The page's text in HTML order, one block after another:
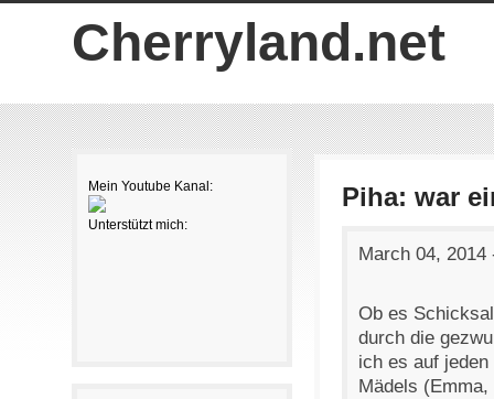
Skip to main content
Cherryland.net
Mein Youtube Kanal:
Unterstützt mich:
Piha: war
March 04, 2014
Ob es
durch die
ich es auf
Mädels